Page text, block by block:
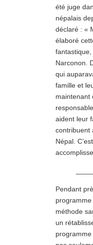
été juge
népalais
déclaré : «
élaboré
Narconon.
qui
famille et
maintenant
aident leur
contribuent
Népal.
Pendant
méthode
un
programme